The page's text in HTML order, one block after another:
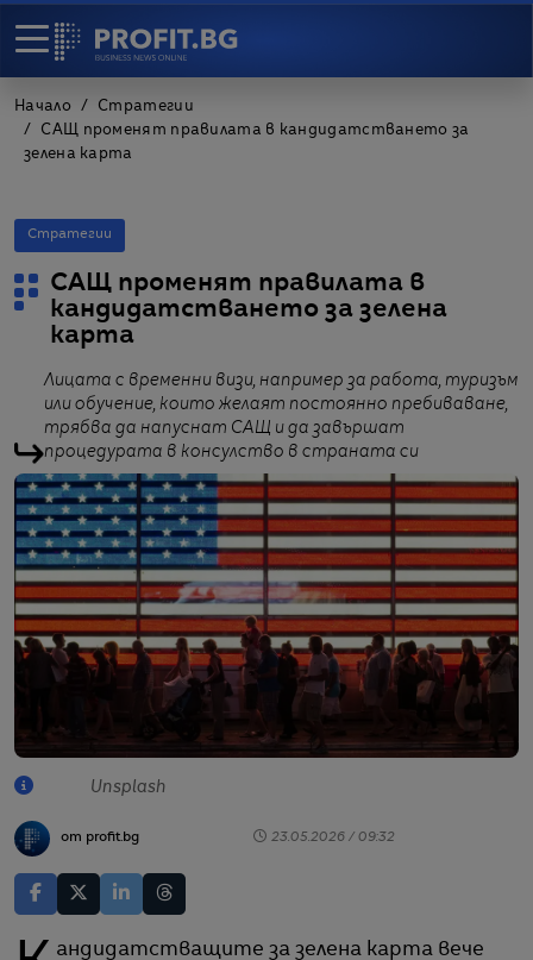
Начало
Стратегии
САЩ променят правилата в кандидатстването за
зелена карта
Стратегии
САЩ променят правилата в
кандидатстването за зелена
карта
Лицата с временни визи, например за работа, туризъм
или обучение, които желаят постоянно пребиваване,
трябва да напуснат САЩ и да завършат
процедурата в консулство в страната си
Unsplash
от profit.bg 23.05.2026 / 09:32